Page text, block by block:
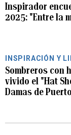
Inspirador
2025: "Entre la
INSPIRACIÓN Y
Sombreros con
vivido el "Hat
Damas de